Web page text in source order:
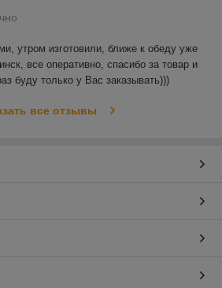
утром изготовили, ближе к обеду уже
все оперативно, спасибо за товар и
буду только у Вас заказывать)))
все отзывы